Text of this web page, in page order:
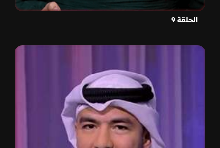
الحلقة 9